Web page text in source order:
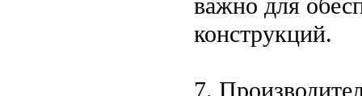
важно для
конструкций.
7.